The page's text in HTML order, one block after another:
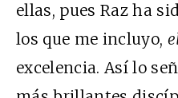
ellas, pues Raz ha
los que me incluyo,
excelencia. Así lo